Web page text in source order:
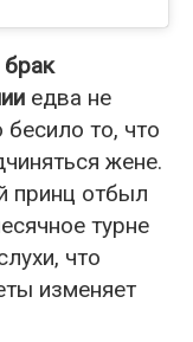
брак
едва не
бесило то, что
жене.
принц отбыл
турне
что
изменяет